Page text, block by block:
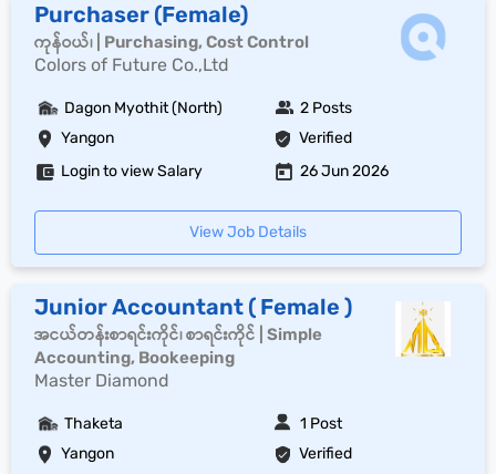
Purchaser (Female)
ကုန်ဝယ်၊ | Purchasing, Cost Control
Colors of Future Co.,Ltd
Yangon Verified
Dagon Myothit (North) 2 Posts
Login to view Salary 26 Jun 2026
View Job Details
Junior Accountant ( Female )
အငယ်တန်းစာရင်းကိုင်၊ စာရင်းကိုင် | Simple
Accounting, Bookeeping
Master Diamond
Yangon Verified
Thaketa 1 Post